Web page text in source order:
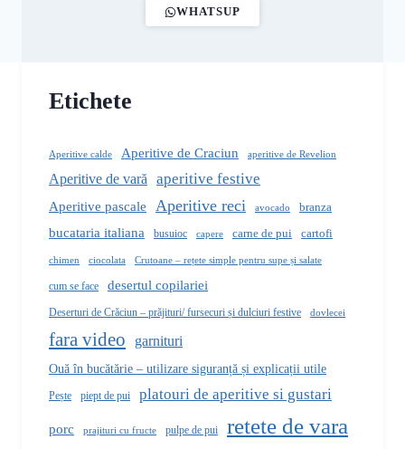
WHATSUP
Etichete
Aperitive calde Aperitive de Craciun aperitive de Revelion
Aperitive de vară aperitive festive
Aperitive pascale Aperitive reci avocado branza
bucataria italiana busuioc capere carne de pui cartofi
chimen ciocolata Crutoane – rețete simple pentru supe și salate
cum se face desertul copilariei
Deserturi de Crăciun – prăjituri/ fursecuri și dulciuri festive dovlecei
fara video garnituri
Ouă în bucătărie – utilizare siguranță și explicații utile
Pește piept de pui platouri de aperitive si gustari
porc prajituri cu fructe pulpe de pui
retete de vara